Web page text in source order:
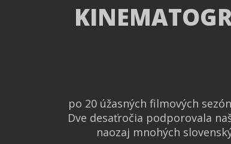
po 20 úžasných filmových
Dve desaťročia podporovala
naozaj mnohých